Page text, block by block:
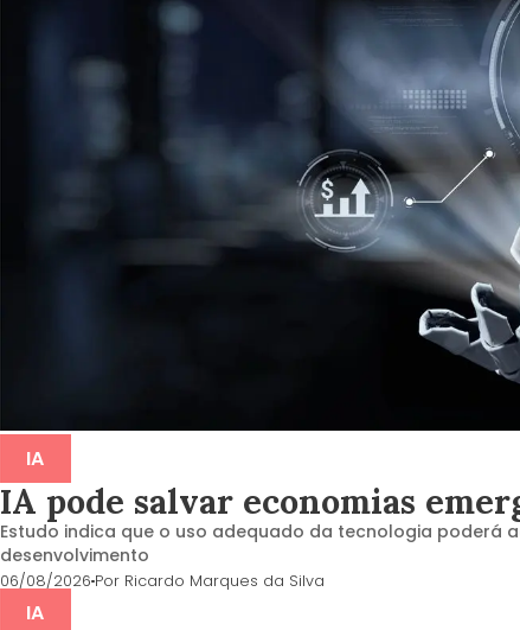
IA
IA pode salvar economias
Estudo indica que o uso adequado da tecnologia
desenvolvimento
06/08/2026 Por Ricardo Marques da Silva
IA